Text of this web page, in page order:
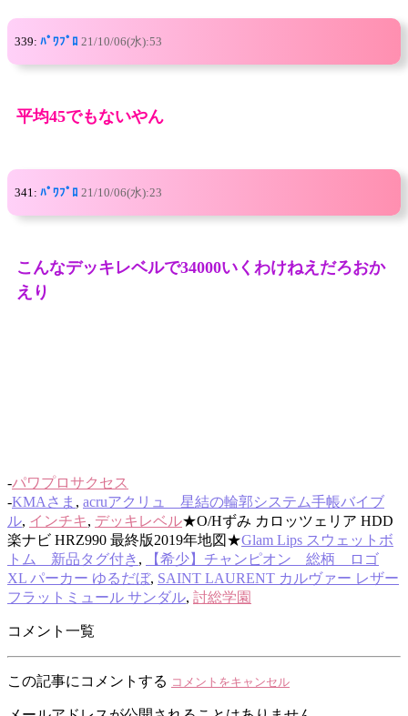
339: ﾊﾟﾜﾌﾟﾛ 21/10/06(水):53
平均45でもないやん
341: ﾊﾟﾜﾌﾟﾛ 21/10/06(水):23
こんなデッキレベルで34000いくわけねえだろおか
えり
-パワプロサクセス
-KMAさま , acruアクリュ 星結の輪郭システム手帳バイブ
ル, インチキ, デッキレベル★O/Hずみ カロッツェリア HDD
楽ナビ HRZ990 最終版2019年地図★Glam Lips スウェットボ
トム 新品タグ付き ,
【希少】チャンピオン 総柄 ロゴ
XL パーカー ゆるだぼ, SAINT LAURENT カルヴァー レザー
フラットミュール サンダル, 討総学園
コメント一覧
この記事にコメントする コメントをキャンセル